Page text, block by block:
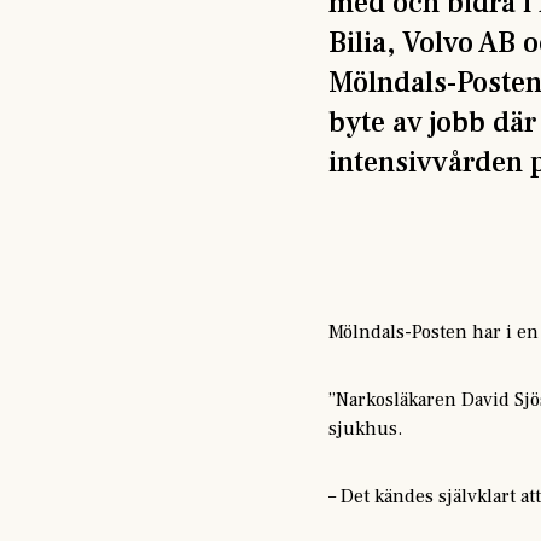
Bilia, Volvo AB
Mölndals-
byte av jobb
intensivvården
Mölndals-Posten har i
”Narkosläkaren David
sjukhus.
– Det kändes självklart